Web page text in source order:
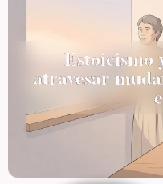
Estoicismo
atravesar